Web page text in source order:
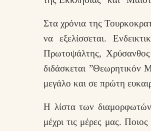
Στα χρόνια της
να εξελίσσεται.
Πρωτοψάλτης,
διδάσκεται ”Θεωρητικόν
μεγάλο και σε πρώτη
Η λίστα των
μέχρι τις μέρες μας.